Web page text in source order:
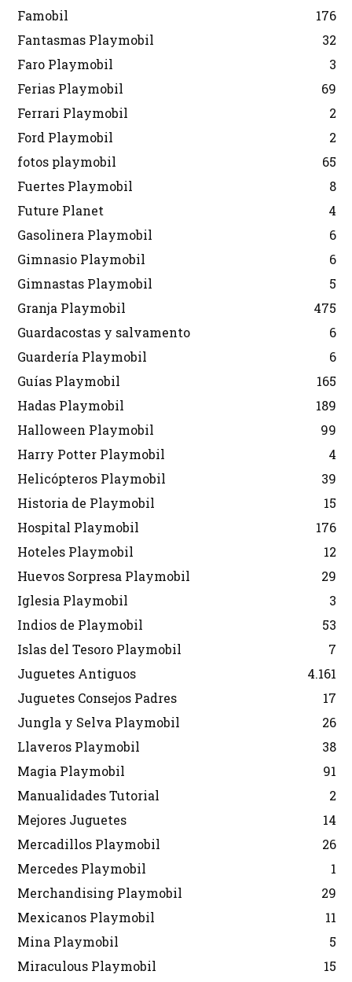
Famobil
176
Fantasmas Playmobil
32
Faro Playmobil
3
Ferias Playmobil
69
Ferrari Playmobil
2
Ford Playmobil
2
fotos playmobil
65
Fuertes Playmobil
8
Future Planet
4
Gasolinera Playmobil
6
Gimnasio Playmobil
6
Gimnastas Playmobil
5
Granja Playmobil
475
Guardacostas y salvamento
6
Guardería Playmobil
6
Guías Playmobil
165
Hadas Playmobil
189
Halloween Playmobil
99
Harry Potter Playmobil
4
Helicópteros Playmobil
39
Historia de Playmobil
15
Hospital Playmobil
176
Hoteles Playmobil
12
Huevos Sorpresa Playmobil
29
Iglesia Playmobil
3
Indios de Playmobil
53
Islas del Tesoro Playmobil
7
Juguetes Antiguos
4.161
Juguetes Consejos Padres
17
Jungla y Selva Playmobil
26
Llaveros Playmobil
38
Magia Playmobil
91
Manualidades Tutorial
2
Mejores Juguetes
14
Mercadillos Playmobil
26
Mercedes Playmobil
1
Merchandising Playmobil
29
Mexicanos Playmobil
11
Mina Playmobil
5
Miraculous Playmobil
15